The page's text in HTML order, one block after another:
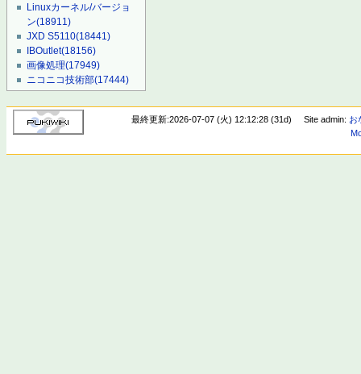
Linuxカーネル/バージョ
ン(18911)
JXD S5110(18441)
IBOutlet(18156)
画像処理(17949)
ニコニコ技術部(17444)
最終更新:2026-07-07 (火) 12:12:28 (31d) Site admin: お